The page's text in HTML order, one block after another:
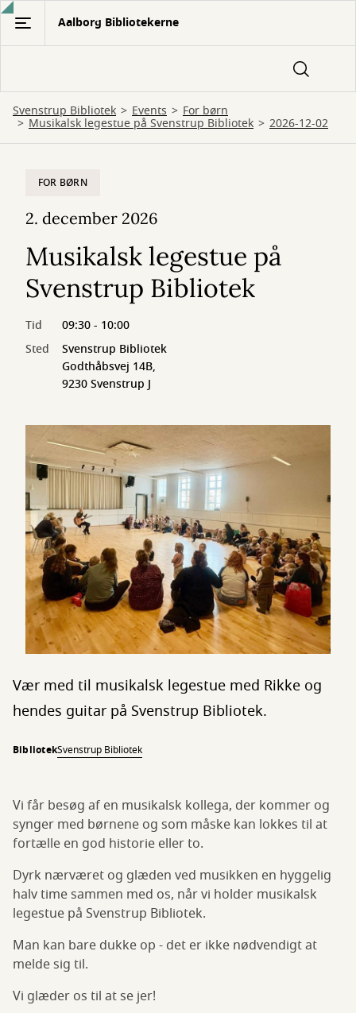
Gå
hovedindhold
Aalborg Bibliotekerne
Svenstrup Bibliotek Events For børn
Musikalsk legestue på Svenstrup Bibliotek 2026-12-02
FOR BØRN
2. december 2026
Musikalsk legestue på
Svenstrup Bibliotek
Tid
09:30 - 10:00
Sted
Svenstrup Bibliotek
Godthåbsvej 14B,
9230 Svenstrup J
Vær med til musikalsk legestue med Rikke og
hendes guitar på Svenstrup Bibliotek.
BibliotekSvenstrup Bibliotek
Vi får besøg af en musikalsk kollega, der kommer og
synger med børnene og som måske kan lokkes til at
fortælle en god historie eller to.
Dyrk nærværet og glæden ved musikken en hyggelig
halv time sammen med os, når vi holder musikalsk
legestue på Svenstrup Bibliotek.
Man kan bare dukke op - det er ikke nødvendigt at
melde sig til.
Vi glæder os til at se jer!